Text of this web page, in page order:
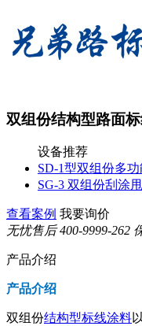
双组份结构型路面
设备推荐
SD-1型双组份多
SG-3 双组份刮涂
查看案例 我要询价
无忧售后 400-9999-262
产品介绍
产品介绍
双组份结构型标线涂料